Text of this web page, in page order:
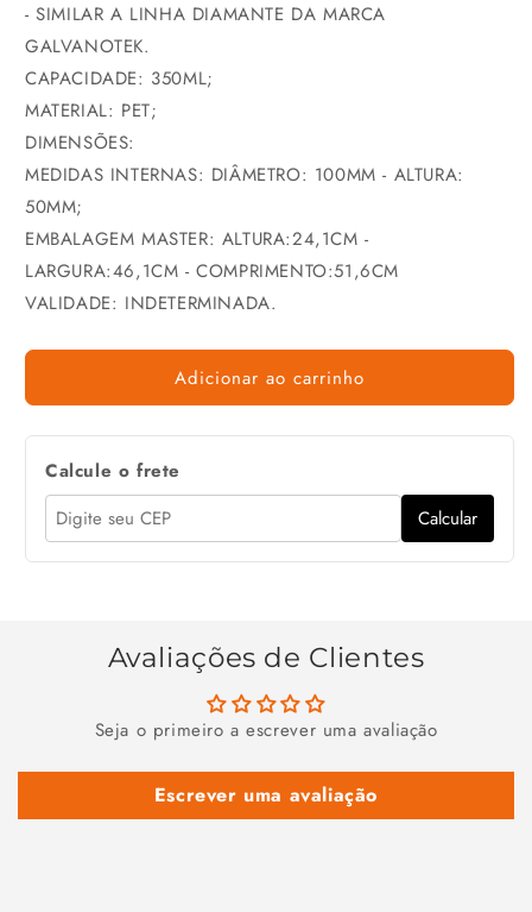
- SIMILAR A LINHA DIAMANTE DA MARCA
GALVANOTEK.
CAPACIDADE: 350ML;
MATERIAL: PET;
DIMENSÕES:
MEDIDAS INTERNAS: DIÂMETRO: 100MM - ALTURA:
50MM;
EMBALAGEM MASTER: ALTURA:24,1CM -
LARGURA:46,1CM - COMPRIMENTO:51,6CM
VALIDADE: INDETERMINADA.
Adicionar ao carrinho
Calcule o frete
Calcular
Avaliações de Clientes
Seja o primeiro a escrever uma avaliação
Escrever uma avaliação